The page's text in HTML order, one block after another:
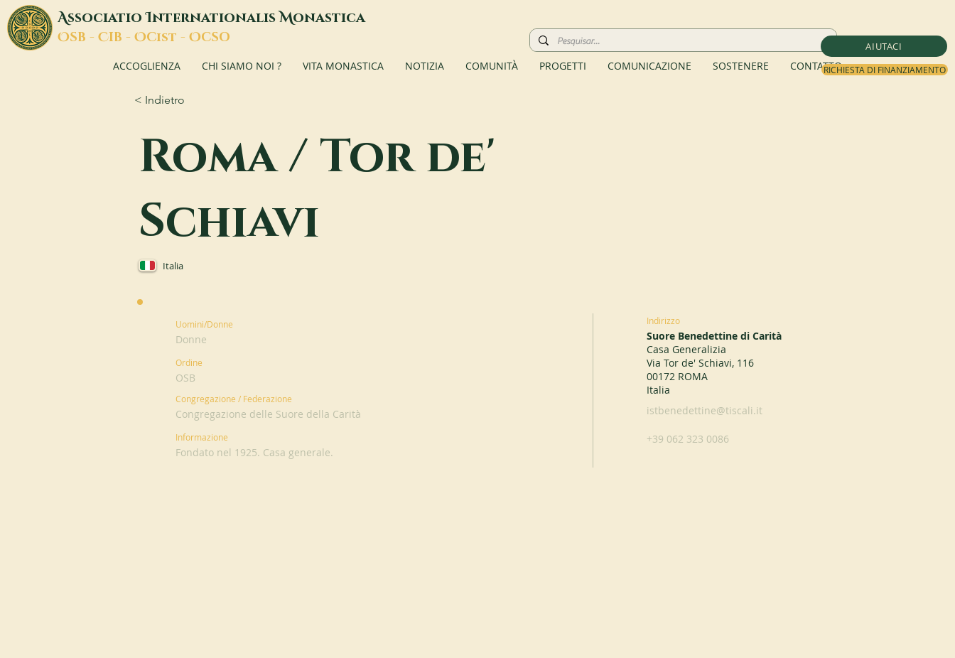
AIUTACI
RICHIESTA DI FINANZIAMENTO
AssociatioInternationalisMonastica
OSB - CIB - OCist - OCSO
ACCOGLIENZA CHI SIAMO NOI ? VITA MONASTICA NOTIZIA COMUNITÀ PROGETTI COMUNICAZIONE SOSTENERE CONTATTO
< Indietro
Roma / Tor de'
Schiavi
Italia
Uomini/Donne
Donne
Ordine
OSB
Congregazione / Federazione
Congregazione delle Suore della Carità
Informazione
Fondato nel 1925. Casa generale.
Indirizzo
Suore Benedettine di Carità
Casa Generalizia
Via Tor de' Schiavi, 116
00172 ROMA
Italia
istbenedettine@tiscali.it
+39 062 323 0086